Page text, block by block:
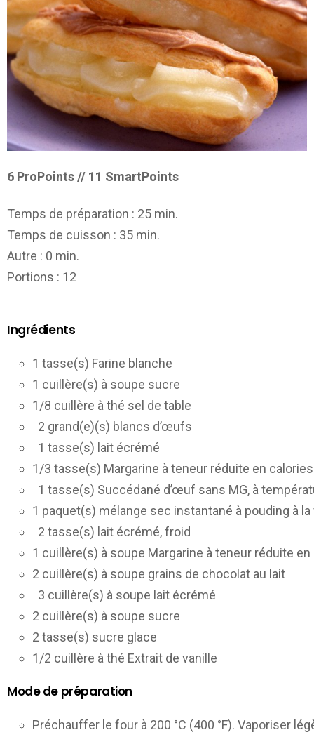
6 ProPoints // 11 SmartPoints
Temps de préparation : 25 min.
Temps de cuisson : 35 min.
Autre : 0 min.
Portions : 12
Ingrédients
1 tasse(s) Farine blanche
1 cuillère(s) à soupe sucre
1/8 cuillère à thé sel de table
2 grand(e)(s) blancs d’œufs
1 tasse(s) lait écrémé
1/3 tasse(s) Margarine à teneur réduite en
1 tasse(s) Succédané d’œuf sans MG, à
1 paquet(s) mélange sec instantané à pouding à
2 tasse(s) lait écrémé, froid
1 cuillère(s) à soupe Margarine à teneur réduite
2 cuillère(s) à soupe grains de chocolat au lait
3 cuillère(s) à soupe lait écrémé
2 cuillère(s) à soupe sucre
2 tasse(s) sucre glace
1/2 cuillère à thé Extrait de vanille
Mode de préparation
Préchauffer le four à 200 °C (400 °F). Vaporiser